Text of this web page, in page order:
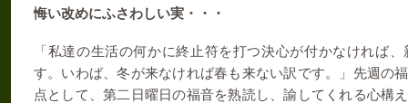
悔い改めにふさわしい実・・・
「私達の生活の何かに終止符を打つ決心が付かなければ
す。いわば、冬が来なければ春も来ない訳です。」先週の
点として、第二日曜日の福音を熟読し、諭してくれる心構